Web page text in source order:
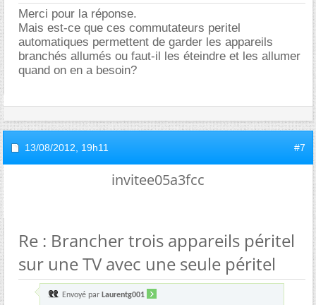
Merci pour la réponse.
Mais est-ce que ces commutateurs peritel
automatiques permettent de garder les appareils
branchés allumés ou faut-il les éteindre et les allumer
quand on en a besoin?
13/08/2012, 19h11 #7
invitee05a3fcc
Re : Brancher trois appareils péritel
sur une TV avec une seule péritel
Envoyé par Laurentg001